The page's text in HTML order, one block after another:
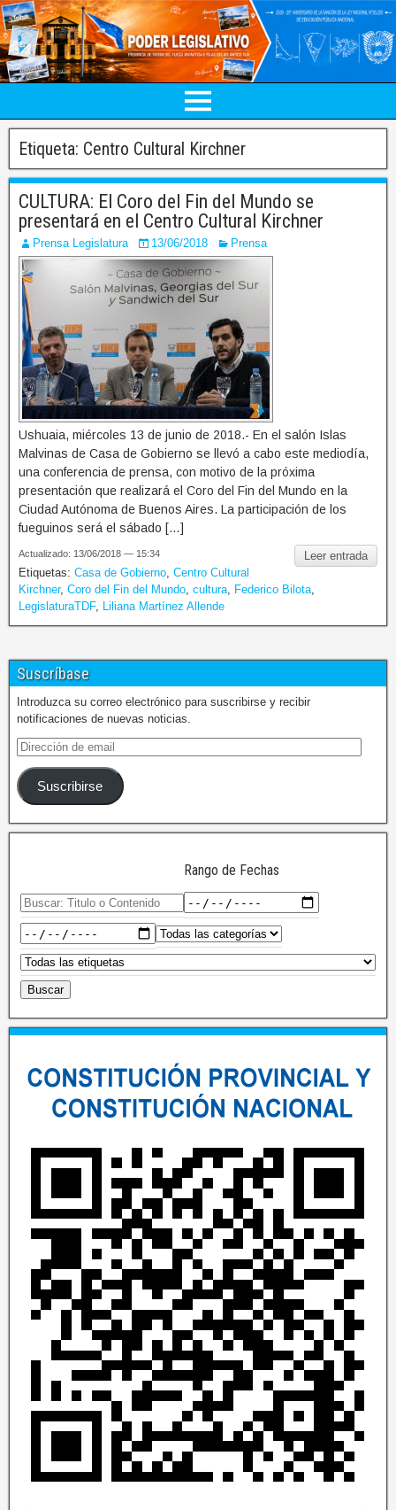
Etiqueta: Centro Cultural Kirchner
CULTURA: El Coro del Fin del Mundo se
presentará en el Centro Cultural Kirchner
Prensa Legislatura 13/06/2018 Prensa
Ushuaia, miércoles 13 de junio de 2018.- En el salón Islas
Malvinas de Casa de Gobierno se llevó a cabo este mediodía,
una conferencia de prensa, con motivo de la próxima
presentación que realizará el Coro del Fin del Mundo en la
Ciudad Autónoma de Buenos Aires. La participación de los
fueguinos será el sábado […]
Leer entrada
Actualizado: 13/06/2018 — 15:34
Etiquetas: Casa de Gobierno Centro Cultural
Kirchner, Coro del Fin del Mundo cultura Federico Bilota
LegislaturaTDF, Liliana Martínez Allende
Suscríbase
Introduzca su correo electrónico para suscribirse y recibir
notificaciones de nuevas noticias.
Suscribirse
Rango de Fechas